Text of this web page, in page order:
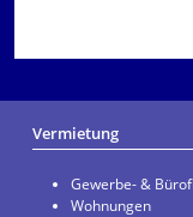
Vermietung
Gewerbe- &
Wohnungen